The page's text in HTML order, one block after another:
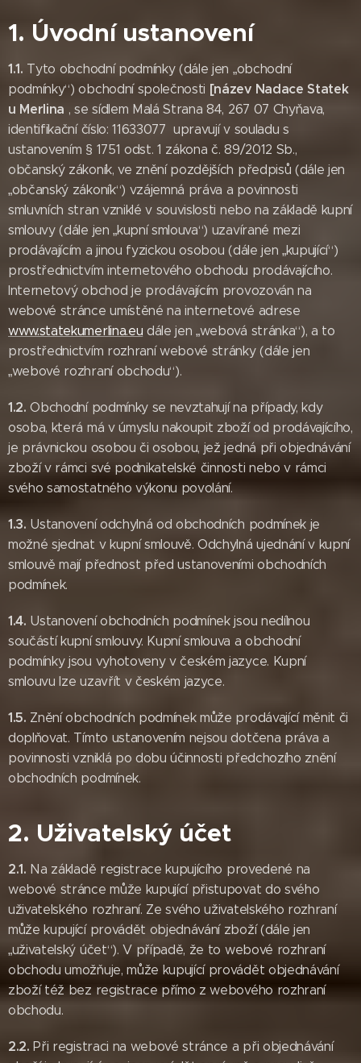
1. Úvodní ustanovení
1.1. Tyto obchodní podmínky (dále jen „obchodní
podmínky“) obchodní společnosti [název Nadace Statek
u Merlina , se sídlem Malá Strana 84, 267 07 Chyňava,
identifikační číslo: 11633077 upravují v souladu s
ustanovením § 1751 odst. 1 zákona č. 89/2012 Sb.,
občanský zákoník, ve znění pozdějších předpisů (dále jen
„občanský zákoník“) vzájemná práva a povinnosti
smluvních stran vzniklé v souvislosti nebo na základě kupní
smlouvy (dále jen „kupní smlouva“) uzavírané mezi
prodávajícím a jinou fyzickou osobou (dále jen „kupující“)
prostřednictvím internetového obchodu prodávajícího.
Internetový obchod je prodávajícím provozován na
webové stránce umístěné na internetové adrese
www.statekumerlina.eu dále jen „webová stránka“), a to
prostřednictvím rozhraní webové stránky (dále jen
„webové rozhraní obchodu“).
1.2. Obchodní podmínky se nevztahují na případy, kdy
osoba, která má v úmyslu nakoupit zboží od prodávajícího,
je právnickou osobou či osobou, jež jedná při objednávání
zboží v rámci své podnikatelské činnosti nebo v rámci
svého samostatného výkonu povolání.
1.3. Ustanovení odchylná od obchodních podmínek je
možné sjednat v kupní smlouvě. Odchylná ujednání v kupní
smlouvě mají přednost před ustanoveními obchodních
podmínek.
1.4. Ustanovení obchodních podmínek jsou nedílnou
součástí kupní smlouvy. Kupní smlouva a obchodní
podmínky jsou vyhotoveny v českém jazyce. Kupní
smlouvu lze uzavřít v českém jazyce.
1.5. Znění obchodních podmínek může prodávající měnit či
doplňovat. Tímto ustanovením nejsou dotčena práva a
povinnosti vzniklá po dobu účinnosti předchozího znění
obchodních podmínek.
2. Uživatelský účet
2.1. Na základě registrace kupujícího provedené na
webové stránce může kupující přistupovat do svého
uživatelského rozhraní. Ze svého uživatelského rozhraní
může kupující provádět objednávání zboží (dále jen
„uživatelský účet“). V případě, že to webové rozhraní
obchodu umožňuje, může kupující provádět objednávání
zboží též bez registrace přímo z webového rozhraní
obchodu.
2.2.Při registraci na webové stránce a při objednávání